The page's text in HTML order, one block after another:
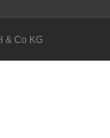
& Co KG